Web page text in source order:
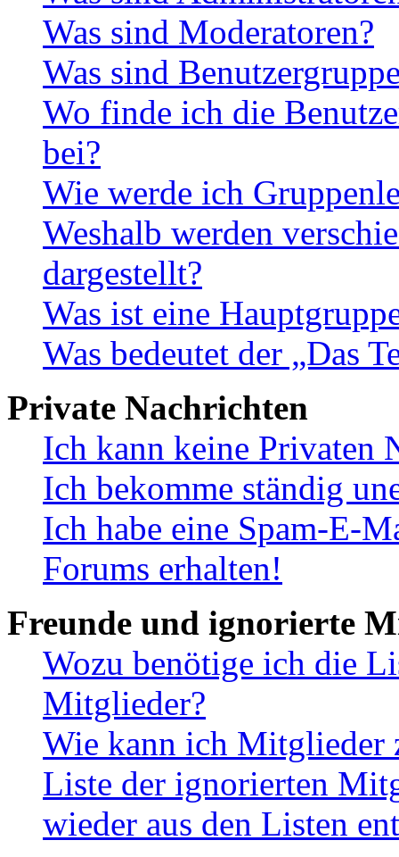
Was sind Moderatoren?
Was sind
Wo finde ich die
bei?
Wie werde ich
Weshalb werden
dargestellt?
Was ist eine
Was bedeutet der „Das
Private Nachrichten
Ich kann keine Privaten
Ich bekomme ständig
Ich habe eine Spam-E-
Forums erhalten!
Freunde und ignorierte
Wozu benötige ich die
Mitglieder?
Wie kann ich Mitglieder
Liste der ignorierten
wieder aus den Listen